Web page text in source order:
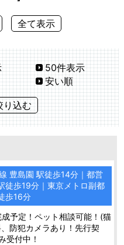
全て表示
50件表示
安い順
り込む
豊島園 駅徒歩14分｜都営
徒歩19分｜東京メトロ副都
歩16分
予定！ペット相談可能！(猫
防犯カメラあり！先行契
受付中！